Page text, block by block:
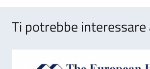
Ti potrebbe interessare